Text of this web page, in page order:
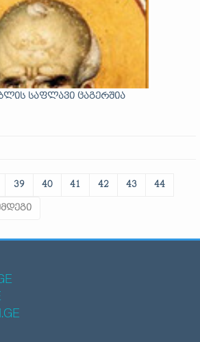
საფლავი ცაგერშია
39 40 41 42 43 44